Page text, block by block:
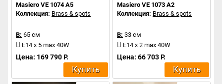
Masiero VE 1074 A5
Коллекция: Brass & spots
В: 65 см
E14 x 5 max 40W
Цена: 169 790 Р.
Купить
Masiero VE 1073 A2
Коллекция: Brass & spots
В: 33 см
E14 x 2 max 40W
Цена: 66 703 Р.
Купить